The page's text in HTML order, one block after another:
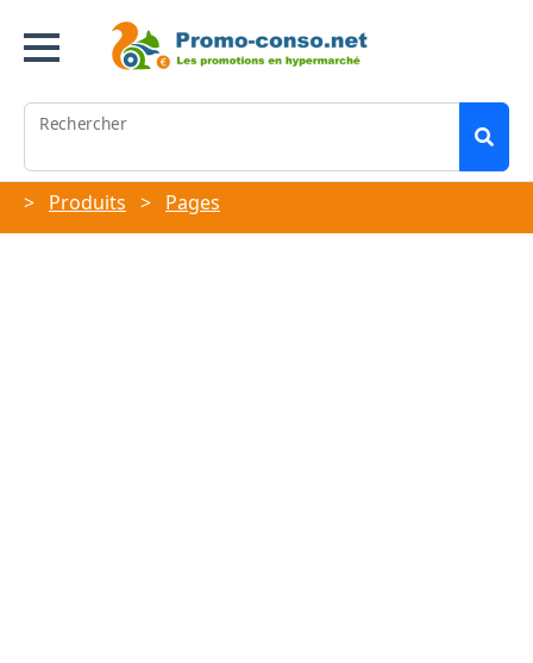
Rechercher
> Produits > Pages